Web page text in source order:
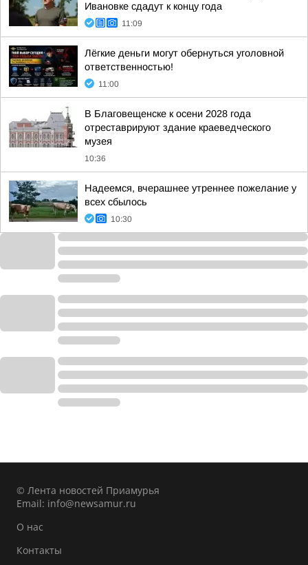
Ивановке сдадут к концу года
11:09
Лёгкие деньги могут обернуться уголовной
ответственностью!
11:00
В Благовещенске к осени 2028 года
отреставрируют здание краеведческого
музея
10:36
Надеемся, вчерашнее утреннее пожелание у
всех сбылось
10:30
© Лента новостей Приамурья
Email: info@newsamur.ru
О нас
Контакты